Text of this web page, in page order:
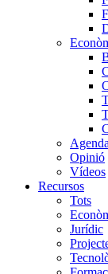
Agenda
Opinió
Vídeos
Recursos
Tots
Jurídic